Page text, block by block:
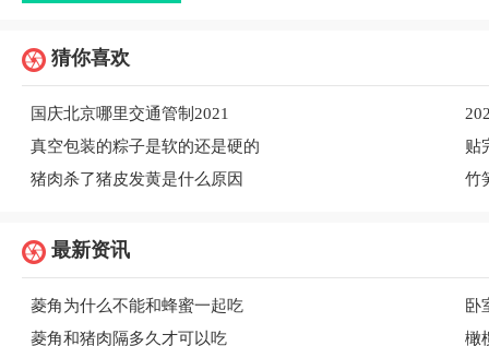
猜你喜欢
国庆北京哪里交通管制2021
真空包装的粽子是软的还是硬的
贴
猪肉杀了猪皮发黄是什么原因
竹
最新资讯
菱角为什么不能和蜂蜜一起吃
卧
菱角和猪肉隔多久才可以吃
橄